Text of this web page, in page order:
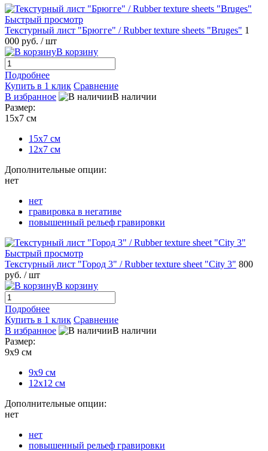
Быстрый просмотр
Текстурный лист "Брюгге" / Rubber texture sheets "Bruges" 1
000 руб. / шт
В корзину
Подробнее
Купить в 1 клик Сравнение
В избранное
В наличии
Размер:
15х7 см
15х7 см
12х7 см
Дополнительные опции:
нет
нет
гравировка в негативе
повышенный рельеф гравировки
Быстрый просмотр
Текстурный лист "Город 3" / Rubber texture sheet "City 3" 800
руб. / шт
В корзину
Подробнее
Купить в 1 клик Сравнение
В избранное
В наличии
Размер:
9х9 см
9х9 см
12х12 см
Дополнительные опции:
нет
нет
повышенный рельеф гравировки